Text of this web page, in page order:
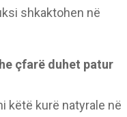
shkaktohen në
çfarë duhet patur
këtë kurë natyrale në